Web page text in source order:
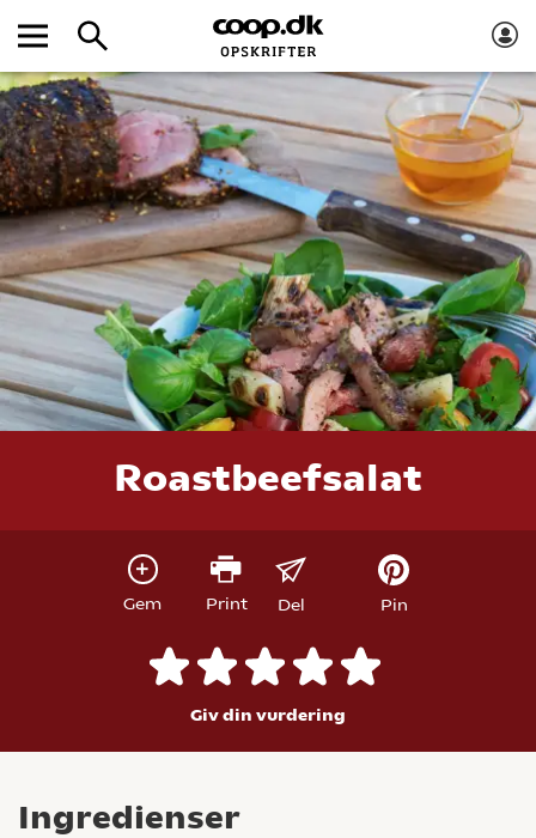
Roastbeefsalat
Gem Print Del Pin
Giv din vurdering
Ingredienser